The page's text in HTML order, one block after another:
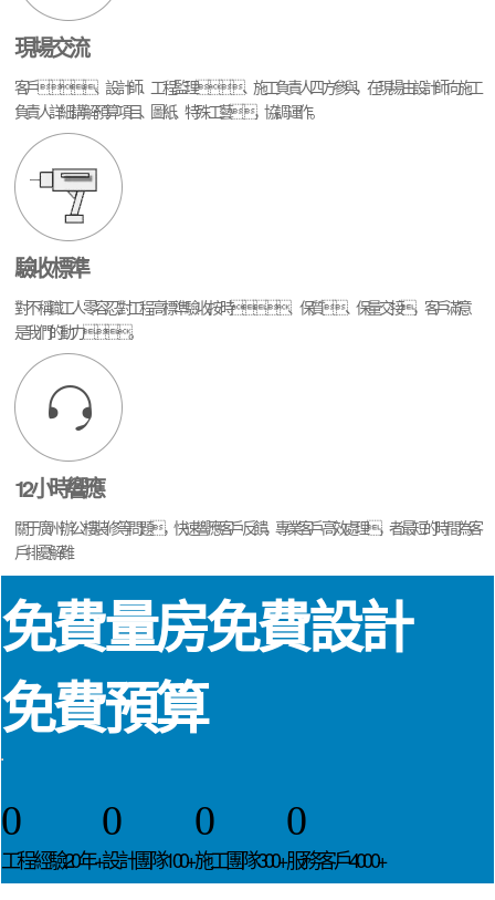
現場交流
客戶、設計師、工程監理、施工負責人四方參與，在現場由設計師向施工
負責人詳細講解預算項目、圖紙、特殊工藝，協調運作。
驗收標準
對不稱職工人零容忍,對工程高標準驗收,按時、保質、保量交接，客戶滿意
是我們的動力。
12小時響應
關于廣州辦公樓裝修等問題，快速響應客戶反饋，專業客戶高效處理，者最短的時間為客
戶排憂解難
免費量房免費設計
免費預算
0
工程經驗20年+
0
設計團隊100+
0
施工團隊300+
0
服務客戶4000+